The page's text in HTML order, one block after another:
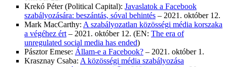
Krekó Péter (Political Capital): Javaslatok a Facebook
szabályozására: beszántás, sóval behintés – 2021. október 12.
Mark MacCarthy: A szabályozatlan közösségi média korszaka
a végéhez ért – 2021. október 12. (EN: The era of
unregulated social media has ended)
Pásztor Emese: Állam-e a Facebook? – 2021. október 1.
Krasznay Csaba: A közösségi média szabályozása